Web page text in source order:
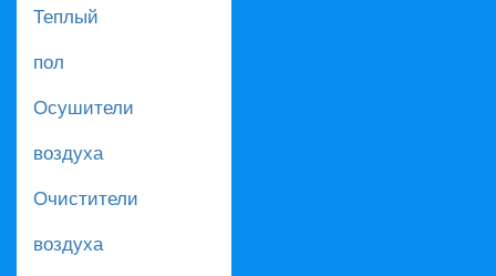
Теплый
пол
Осушители
воздуха
Очистители
воздуха